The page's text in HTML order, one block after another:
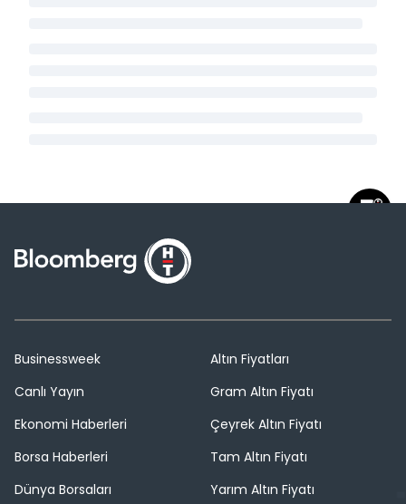
Businessweek
Canlı Yayın
Ekonomi Haberleri
Borsa Haberleri
Dünya Borsaları
Altın Fiyatları
Gram Altın Fiyatı
Çeyrek Altın Fiyatı
Tam Altın Fiyatı
Yarım Altın Fiyatı